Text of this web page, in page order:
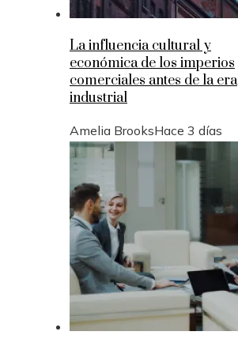
La influencia cultural y
económica de los imperios
comerciales antes de la era
industrial
Amelia BrooksHace 3 días